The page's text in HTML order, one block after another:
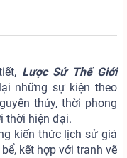
Lược Sử Thế Giới
những sự kiện theo
thủy, thời phong
thời hiện đại.
kiến thức lịch sử giá
kết hợp với tranh vẽ